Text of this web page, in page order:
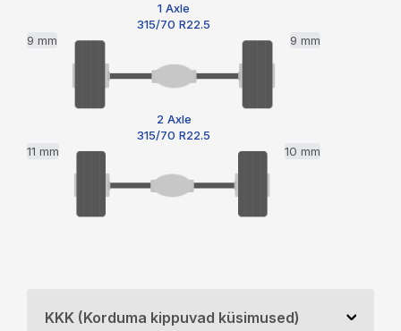
1 Axle
315/70 R22.5
9 mm
9 mm
2 Axle
315/70 R22.5
11 mm
10 mm
KKK (Korduma kippuvad küsimused)